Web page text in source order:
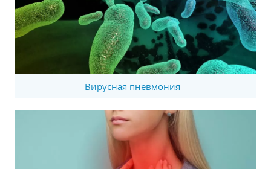
Вирусная пневмония